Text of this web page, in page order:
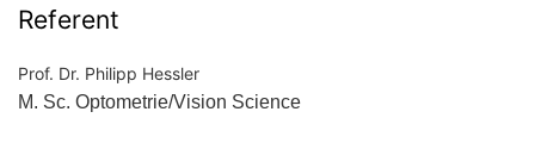
Referent
Prof. Dr. Philipp Hessler
M. Sc. Optometrie/Vision Science